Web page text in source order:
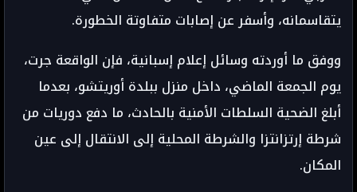
يتقاسمانه، وأسفر عن إصابات متفاوتة الخطورة.
ووفق ما أوردته وسائل إعلام إسبانية، فإن الواقعة جرت،
يوم الجمعة الماضي، داخل منزل ببلدة أوريتشو، بعدما
أبلغ الضحية السلطات الأمنية بالحادث، ما دفع دوريات من
شرطة إرتزانتزا والشرطة المحلية إلى الانتقال إلى عين
المكان.